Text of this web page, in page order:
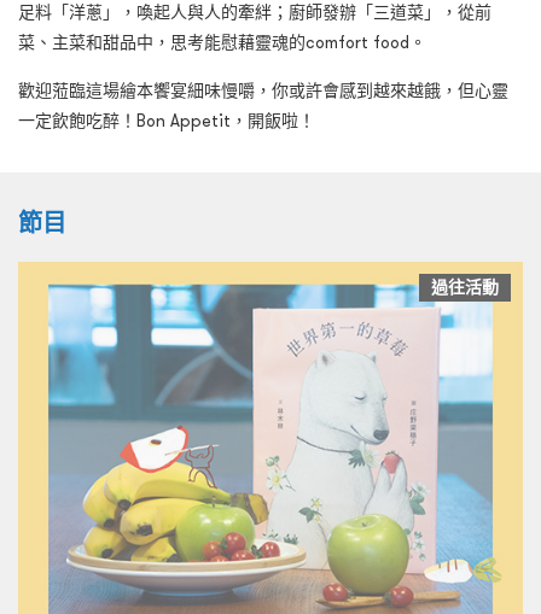
足料「洋蔥」，喚起人與人的牽絆；廚師發辦「三道菜」，從前
菜、主菜和甜品中，思考能慰藉靈魂的comfort food。
歡迎蒞臨這場繪本饗宴細味慢嚼，你或許會感到越來越餓，但心靈
一定飲飽吃醉！Bon Appetit，開飯啦！
節目
過往活動